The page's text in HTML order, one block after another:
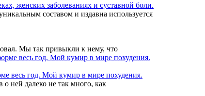
женских заболеваниях и суставной боли.
составом и издавна используется
Мы так привыкли к нему, что
весь год. Мой кумир в мире похудения.
о ней далеко не так много, как